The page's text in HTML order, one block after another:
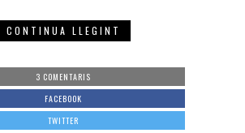
CONTINUA LLEGINT
3 COMENTARIS
FACEBOOK
TWITTER